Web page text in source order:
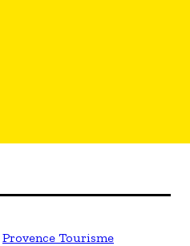
Provence Tourisme